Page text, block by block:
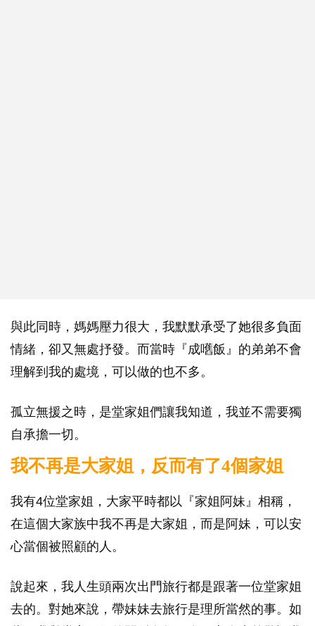
與此同時，媽媽壓力很大，我默默承受了她很多負面
情緒，卻又無處抒發。而當時『成嚿飯』的弟弟不會
理解到我的處境，可以做的也不多。
孤立無援之時，是堂家姐們讓我知道，我並不需要獨
自承擔一切。
我不再是大家姐，反而有了4個家姐
我有4位堂家姐，大家平時都以『家姐阿妹』相稱，
在這個大家族中我不再是大家姐，而是阿妹，可以安
心當個被照顧的人。
說起來，我人生頭兩次出門旅行都是跟著一位堂家姐
去的。對她來說，帶妹妹去旅行是理所當然的事。如